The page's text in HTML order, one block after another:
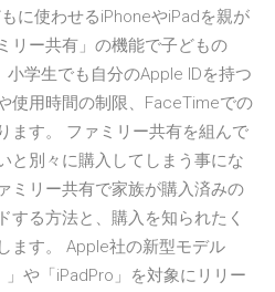
に使わせるiPhoneやiPadを親が
リー共有」の機能で子どもの
学生でも自分のApple IDを持つ
使用時間の制限、FaceTimeでの
ます。 ファミリー共有を組んで
と別々に購入してしまう事にな
ミリー共有で家族が購入済みの
する方法と、購入を知られたく
ます。 Apple社の新型モデル
」や「iPadPro」を対象にリリー